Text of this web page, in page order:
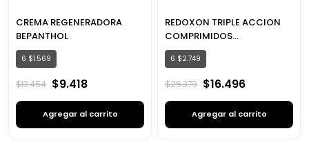
CREMA REGENERADORA
BEPANTHOL
6 $1.569
$13.454 $9.418
Agregar al carrito
REDOXON TRIPLE ACCION
COMPRIMIDOS
EFERVESCENTE
6 $2.749
$25.379 $16.496
Agregar al carrito